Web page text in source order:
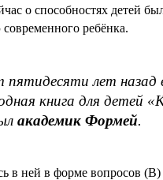
о способностях детей
ребёнка.
пятидесяти лет назад
книга для детей
академик Формей.
в ней в форме вопросов (В)